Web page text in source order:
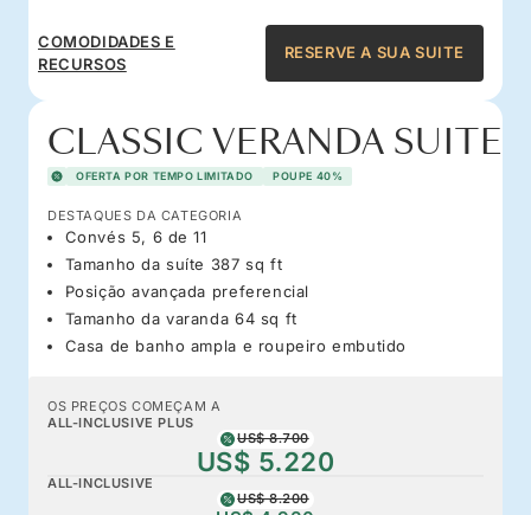
COMODIDADES E
RECURSOS
RESERVE A SUA SUITE
CLASSIC VERANDA SUITE
OFERTA POR TEMPO LIMITADO POUPE 40%
DESTAQUES DA CATEGORIA
Convés 5, 6 de 11
Tamanho da suíte 387 sq ft
Posição avançada preferencial
Tamanho da varanda 64 sq ft
Casa de banho ampla e roupeiro embutido
OS PREÇOS COMEÇAM A
ALL-INCLUSIVE PLUS
US$ 8.700
US$ 5.220
ALL-INCLUSIVE
US$ 8.200